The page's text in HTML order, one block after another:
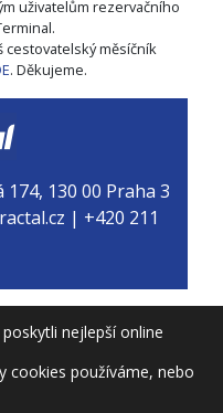
uživatelům rezervačního
cestovatelský měsíčník
. Děkujeme.
174, 130 00 Praha 3
| +420 211
nejlepší online
cookies používáme, nebo